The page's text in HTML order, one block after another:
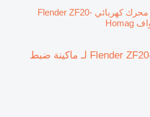
محرك كهربائي Flender ZF20-
محرك كهربائي Flender ZF20-QBOSP/2U لـ ماكينة ضبط